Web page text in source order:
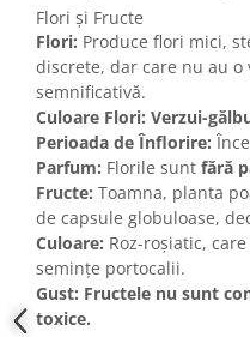
Flori și Fructe
Flori: Produce flori mici,
discrete, dar care nu au o
semnificativă.
Culoare Flori: Verzui-
Perioada de Înflorire:
Parfum: Florile sunt fără
Fructe: Toamna, planta
de capsule globuloase,
Culoare: Roz-roșiatic,
semințe portocalii.
Gust: Fructele nu sunt
toxice.